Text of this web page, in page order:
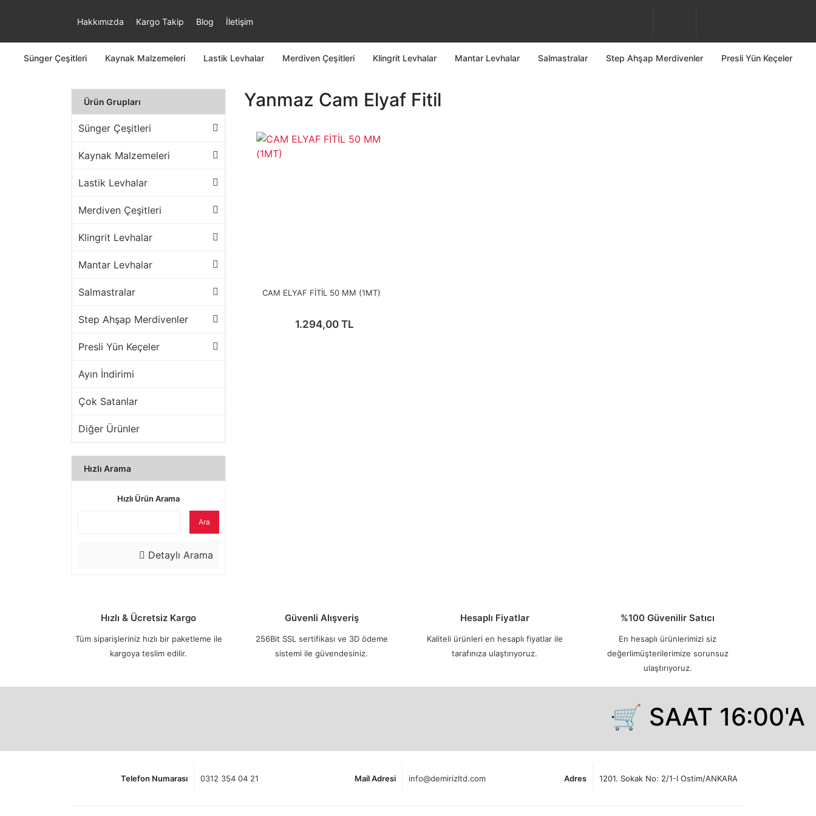
Hakkımızda Kargo Takip Blog İletişim
Sünger Çeşitleri Kaynak Malzemeleri Lastik Levhalar Merdiven Çeşitleri Klingrit Levhalar Mantar Levhalar Salmastralar Step Ahşap Merdivenler Presli Yün Keçeler
Ürün Grupları
Sünger Çeşitleri
Kaynak Malzemeleri
Lastik Levhalar
Merdiven Çeşitleri
Klingrit Levhalar
Mantar Levhalar
Salmastralar
Step Ahşap Merdivenler
Presli Yün Keçeler
Ayın İndirimi
Çok Satanlar
Diğer Ürünler
Hızlı Arama
Hızlı Ürün Arama
Ara
Detaylı Arama
Yanmaz Cam Elyaf Fitil
CAM ELYAF FİTİL 50 MM (1MT)
1.294,00 TL
Hızlı & Ücretsiz Kargo
Tüm siparişleriniz hızlı bir paketleme ile
kargoya teslim edilir.
Güvenli Alışveriş
256Bit SSL sertifikası ve 3D ödeme
sistemi ile güvendesiniz.
Hesaplı Fiyatlar
Kaliteli ürünleri en hesaplı fiyatlar ile
tarafınıza ulaştırıyoruz.
%100 Güvenilir Satıcı
En hesaplı ürünlerimizi siz
değerlimüşterilerimize sorunsuz
ulaştırıyoruz.
🛒 SAAT 16:00'A
Telefon Numarası 0312 354 04 21 Mail Adresi info@demirizltd.com Adres 1201. Sokak No: 2/1-I Ostim/ANKARA